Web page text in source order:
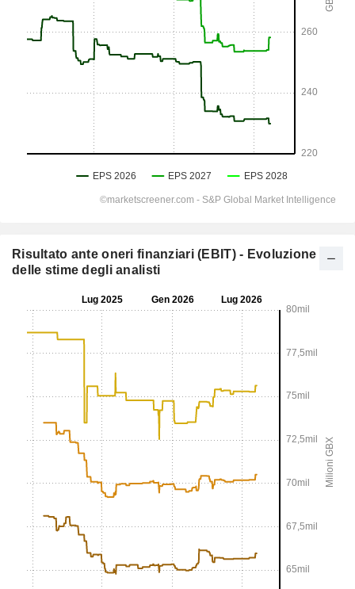
Risultato ante oneri finanziari (EBIT) - Evoluzione
delle stime degli analisti